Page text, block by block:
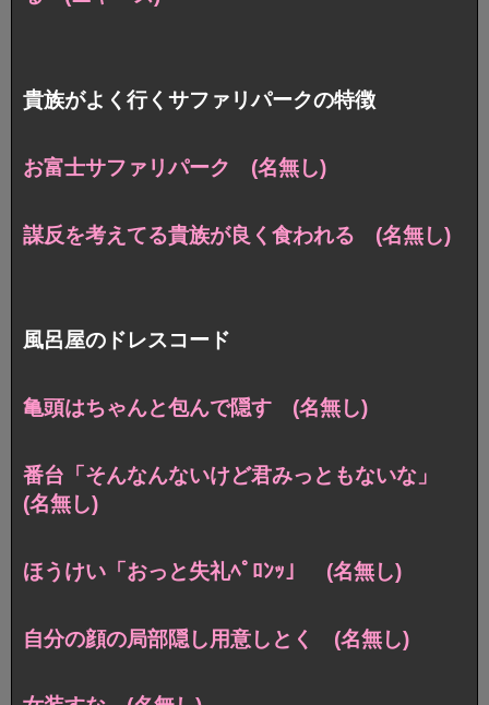
貴族がよく行くサファリパークの特徴
お富士サファリパーク (名無し)
謀反を考えてる貴族が良く食われる (名無し)
風呂屋のドレスコード
亀頭はちゃんと包んで隠す (名無し)
番台「そんなんないけど君みっともないな」
(名無し)
ほうけい「おっと失礼ﾍﾟﾛﾝｯ」 (名無し)
自分の顔の局部隠し用意しとく (名無し)